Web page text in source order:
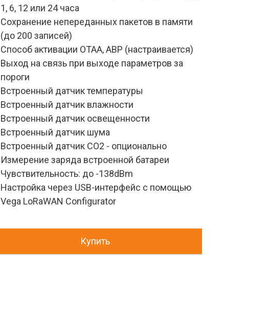
1, 6, 12 или 24 часа
Сохранение непереданных пакетов в памяти
(до 200 записей)
Способ активации OTAA, ABP (настраивается)
Выход на связь при выходе параметров за
пороги
Встроенный датчик температуры
Встроенный датчик влажности
Встроенный датчик освещенности
Встроенный датчик шума
Встроенный датчик СО2 - опционально
Измерение заряда встроенной батареи
Чувствительность: до -138dBm
Настройка через USB-интерфейс с помощью
Vega LoRaWAN Configurator
Купить